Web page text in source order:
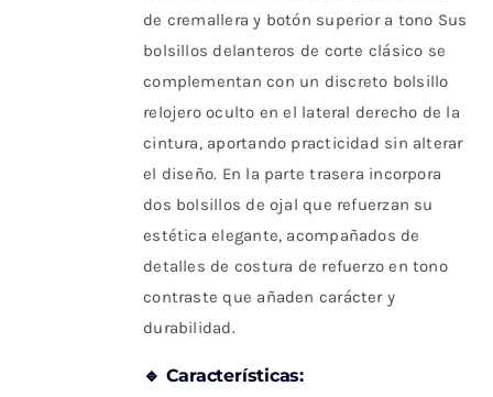
de cremallera y botón superior a tono Sus
bolsillos delanteros de corte clásico se
complementan con un discreto bolsillo
relojero oculto en el lateral derecho de la
cintura, aportando practicidad sin alterar
el diseño. En la parte trasera incorpora
dos bolsillos de ojal que refuerzan su
estética elegante, acompañados de
detalles de costura de refuerzo en tono
contraste que añaden carácter y
durabilidad.
🔹 Características: